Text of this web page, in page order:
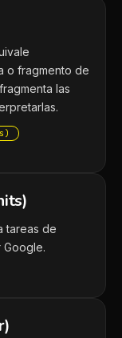
o fragmento de
las
tareas de